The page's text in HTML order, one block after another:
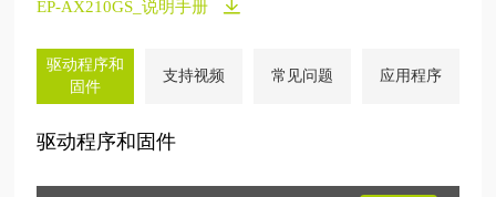
EP-AX210GS_说明手册
驱动程序和
固件
支持视频 常见问题 应用程序
驱动程序和固件